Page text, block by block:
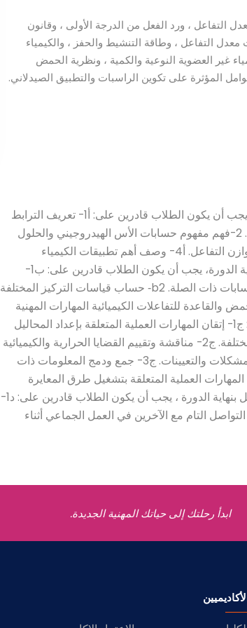
التفاعل ، ورد الفعل من الدرجة الأولى ، وقانون
معدل التفاعل ، وطاقة التنشيط والحفز ، والكيمياء
غير العضوية النوعية والكمية ، ونظرية الحمض
المؤثرة على تكوين الراسبات والتطبيق الصيدلاني.
مخرجات التعلم المقصودة المعرفة والفهم بنهاية الدورة ، يجب أن يكون الطلاب قادرين على: أ1- تعريف الترابط
الكيميائي والنظريات ذات الصلة لفهم التفاعلات الكيميائية. 2-فهم مفهوم حسابات الأس الهيدروجيني والحلول
العازلة. 3‐فهم المعدل والترتيب والعوامل التي تؤثر على توازن التفاعل. أ4- وصف أهم تطبيقات الكيمياء
التحليلية. أ 5- فهم مفهوم الترسيب. المهارات الفكرية بنهاية الدورة، يجب أن يكون الطلاب قادرين على: ب1-
التفريق بين أنواع المعايرة بالتحليل الحجمي المختلفة والحسابات ذات الصلة. b2‐ حساب قياسات التركيز المختلفة
والقاعدة للتفاعلات الكيميائية المهارات المهنية
والعملية بنهاية المقرر، يجب أن يكون الطلاب قادرين على: ج1- إتقان المهارات العملية المتعلقة بإعداد المحاليل
المخزنة وحساب الأس الهيدروجيني للأحماض والقواعد المختلفة. ج2- مناقشة وتقييم القضايا الحرارية والكيميائية
والديناميكية الحرارية للتفاعلات الكيميائية من خلال حل المشكلات والتعيينات. ج3- جمع ودمج المعلومات ذات
الحمضية القاعدية والترسيب. ج4- إتقان المهارات العملية المتعلقة بتشغيل طرق المعايرة
بالتحليل الحجمي المختلفة. المهارات العامة والقابلة للتحويل بنهاية الدورة ، يجب أن يكون الطلاب قادرين على: د1-
مهارات التعرف على أنواع المعايرات المختلفة. د2- التواصل التام مع الآخرين في العمل الجماعي أثناء
ابدأ رحلتك إلى حياتك المهنية الجديدة.
الأكاديميين